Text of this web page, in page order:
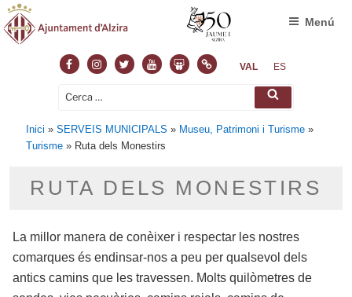
FacebookInstagram
TwitterYoutubeSlideshare
NormasVAL ES
Cerca: Cerca
Menú
Inici »SERVEIS MUNICIPALS » Museu, Patrimoni i Turisme »
Turisme » Ruta dels Monestirs
RUTA DELS MONESTIRS
La millor manera de conèixer i respectar les nostres
comarques és endinsar-nos a peu per qualsevol dels
antics camins que les travessen. Molts quilòmetres de